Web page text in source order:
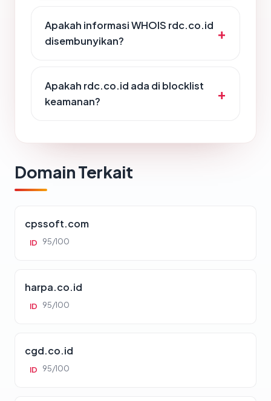
Apakah informasi WHOIS rdc.co.id
disembunyikan?
Apakah rdc.co.id ada di blocklist
keamanan?
Domain Terkait
cpssoft.com
ID 95/100
harpa.co.id
ID 95/100
cgd.co.id
ID 95/100